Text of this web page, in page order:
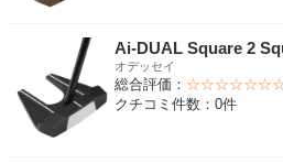
Ai-DUAL Square 2
オデッセイ
総合評価：
クチコミ件数：0件